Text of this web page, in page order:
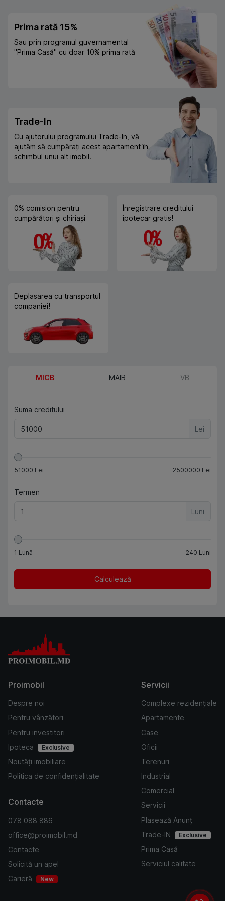
Prima rată 15%
Sau prin programul guvernamental
"Prima Casă" cu doar 10% prima rată
Trade-In
Cu ajutorului programului Trade-In, vă
ajutăm să cumpărați acest apartament în
schimbul unui alt imobil.
0% comision pentru
cumpărători și chiriași
Înregistrare creditului
ipotecar gratis!
Deplasarea cu transportul
companiei!
MICB MAIB VB
Suma creditului
Lei
51000 Lei 2500000 Lei
Termen
Luni
1 Lună 240 Luni
Calculează
Proimobil
Despre noi
Pentru vânzători
Pentru investitori
Ipoteca
Exclusive
Noutăți imobiliare
Politica de confidențialitate
Servicii
Complexe rezidențiale
Apartamente
Case
Oficii
Terenuri
Industrial
Comercial
Servicii
Plasează Anunț
Trade-IN
Exclusive
Prima Casă
Serviciul calitate
Contacte
078 088 886
office@proimobil.md
Contacte
Solicită un apel
Carieră
New